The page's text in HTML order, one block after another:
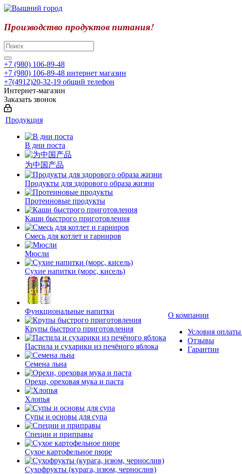
Производство продуктов питания!
+7 (980) 106-89-48
+7 (980) 106-89-48 интернет магазин
+7(4912)20-32-19 общий телефон
Интернет-магазин
Заказать звонок
Продукция
В дни поста
为中国产品
Продукты для здорового образа жизни
Протеиновые продукты
Каши быстрого приготовления
Смесь для котлет и гарниров
Мюсли
Сухие напитки (морс, кисель)
Функциональные напитки
Крупы быстрого приготовления
Пастила и сухарики из печёного яблока
Семена льна
Орехи, ореховая мука и паста
Хлопья
Супы и основы для супа
Специи и приправы
Сухое картофельное пюре
Сухофрукты (курага, изюм, чернослив)
О компании
Условия
Отзывы
Гарантии